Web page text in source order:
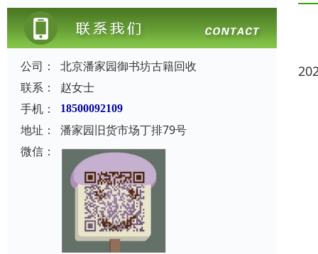
公司：
北京潘家园御书坊古籍回收
联系：
赵女士
手机：
18500092109
地址：
潘家园旧货市场丁排79号
微信：